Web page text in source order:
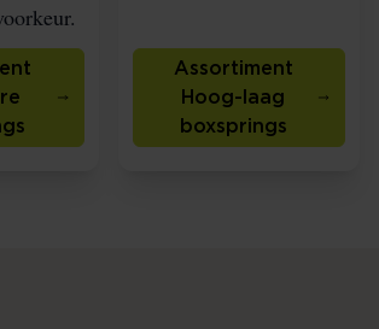
Assortiment
Hoog-laag
boxsprings